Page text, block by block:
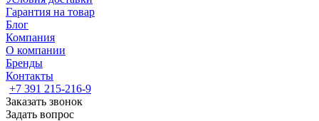
Гарантия на товар
Блог
Компания
О компании
Бренды
Контакты
+7 391 215-216-9
Заказать звонок
Задать вопрос